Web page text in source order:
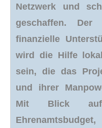
Netzwerk und
geschaffen. Der
finanzielle
wird die Hilfe
sein, die das
und ihrer
Mit Blick auf